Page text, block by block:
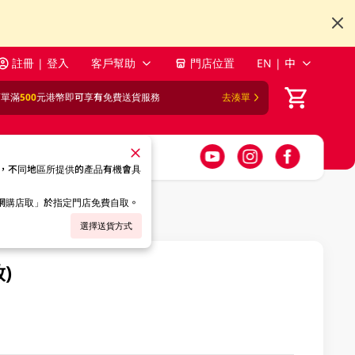
註冊 | 登入 客戶幫助 門店位置 EN | 中
滿500元港幣即可享有免費送貨服務 去湊單
不同地區所提供的產品有機會具
購店取」於指定門店免費自取。
選擇送貨方式
)